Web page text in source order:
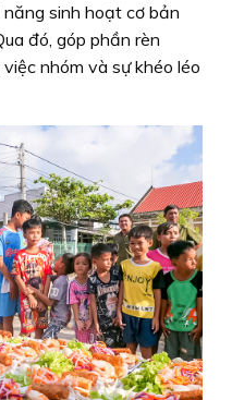
sinh hoạt cơ bản
đó, góp phần rèn
nhóm và sự khéo léo